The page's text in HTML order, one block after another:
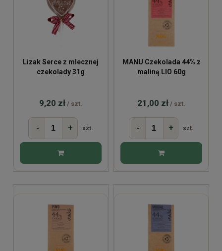
Lizak Serce z mlecznej
czekolady 31g
9,20 zł / szt.
- + szt.
MANU Czekolada 44% z
maliną LIO 60g
21,00 zł / szt.
- + szt.